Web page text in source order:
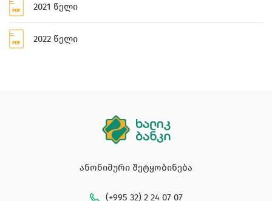
2021 წელი
2022 წელი
ანონიმური შეტყობინება
(+995 32) 2 24 07 07